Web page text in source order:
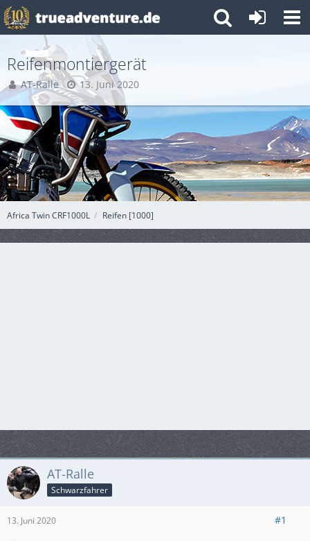
Africa Twin CRF1000L Reifen [1000]
Reifenmontiergerät
AT-Ralle 13. Juni 2020
AT-Ralle
Schwarzfahrer
13. Juni 2020 #1